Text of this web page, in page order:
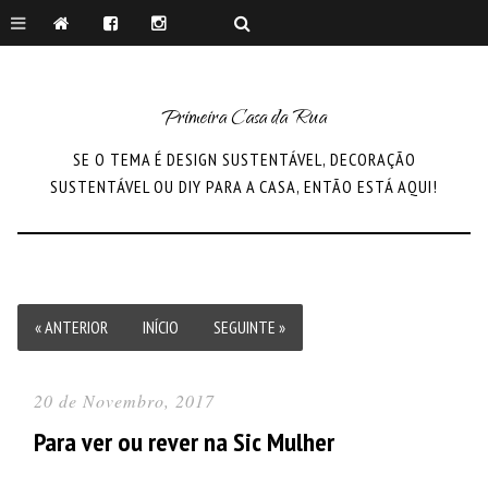
Primeira Casa da Rua
SE O TEMA É DESIGN SUSTENTÁVEL, DECORAÇÃO
SUSTENTÁVEL OU DIY PARA A CASA, ENTÃO ESTÁ AQUI!
« ANTERIOR INÍCIO SEGUINTE »
20 de Novembro, 2017
Para ver ou rever na Sic Mulher